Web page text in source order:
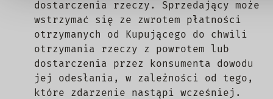
dostarczenia rzeczy. Sprzedający może
wstrzymać się ze zwrotem płatności
otrzymanych od Kupującego do chwili
otrzymania rzeczy z powrotem lub
dostarczenia przez konsumenta dowodu
jej odesłania, w zależności od tego,
które zdarzenie nastąpi wcześniej.